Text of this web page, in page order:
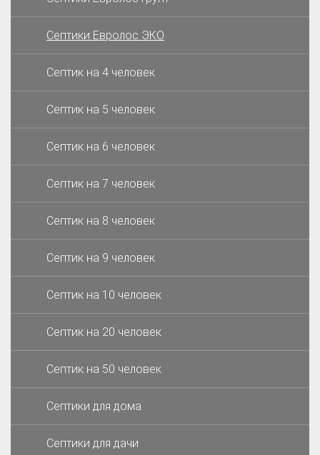
Септики Евролос ЭКО
Септик на 4 человек
Септик на 5 человек
Септик на 6 человек
Септик на 7 человек
Септик на 8 человек
Септик на 9 человек
Септик на 10 человек
Септик на 20 человек
Септик на 50 человек
Септики для дома
Септики для дачи